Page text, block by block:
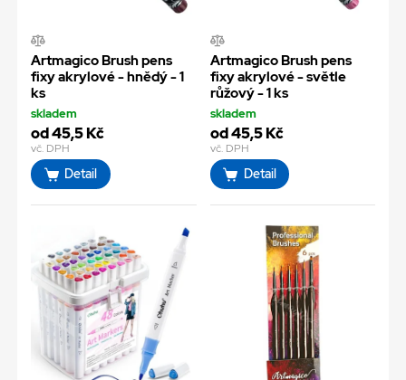
Artmagico Brush pens
fixy akrylové - hnědý - 1
ks
skladem
od 45,5 Kč
vč. DPH
Detail
Artmagico Brush pens
fixy akrylové - světle
růžový - 1 ks
skladem
od 45,5 Kč
vč. DPH
Detail